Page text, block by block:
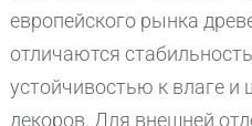
европейского рынка
отличаются
устойчивостью к влаге и
декоров. Для внешней